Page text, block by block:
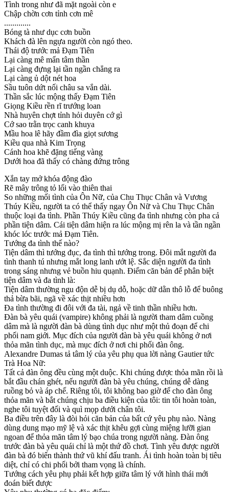
Tình trong như đã mặt ngoài còn e
Chập chờn cơn tỉnh cơn mê
.............
Bóng tà như dục cơn buồn
Khách đà lên ngựa người còn ngó theo.
Thái độ trước mả Đạm Tiên
Lại càng mê mẩn tâm thần
Lại càng đựng lại tần ngần chẳng ra
Lại càng ủ dột nét hoa
Sầu tuôn dứt nối châu sa vắn dài.
Thần sắc lúc mộng thấy Đạm Tiên
Giọng Kiều rền rĩ trướng loan
Nhà huyên chợt tỉnh hỏi duyên cớ gì
Cớ sao trằn trọc canh khuya
Mầu hoa lê hãy đầm đìa giọt sương
Kiều qua nhà Kim Trọng
Cánh hoa khẽ đặng tiếng vàng
Dưới hoa đã thấy có chàng đứng trông
Xắn tay mở khóa động đào
Rẽ mây trông tỏ lối vào thiên thai
So những mối tình của Ôn Nữ, của Chu Thục Chân và Vương
Thúy Kiều, người ta có thể thấy ngay Ôn Nữ và Chu Thục Chân
thuộc loại đa tình. Phần Thúy Kiều cũng đa tình nhưng còn pha cả
phần tiện dâm. Cái tiện dâm hiện ra lúc mộng mị rên la và tần ngần
khóc lóc trước mả Đạm Tiên.
Tướng đa tình thế nào?
Tiện dâm thì tướng đục, đa tình thì tướng trong. Đôi mắt người đa
tình thanh tú nhưng mắt long lanh ướt lệ. Sắc diện người đa tình
trong sáng nhưng vẻ buồn hiu quạnh. Điểm căn bản để phân biệt
tiện dâm và đa tình là:
Tiện dâm thường ngu độn dễ bị dụ dỗ, hoặc dữ dằn thô lỗ để buông
thả bừa bãi, ngã về xác thịt nhiều hơn
Đa tình thường đi đôi với đa tài, ngả về tinh thần nhiều hơn.
Đàn bà yêu quái (vampire) không phải là người tham dâm cuồng
dâm mà là người đàn bà dùng tình dục như một thủ đoạn để chi
phối nam giới. Mục đích của người đàn bà yêu quái không ở nơi
thỏa mãn tình dục, mà mục đích ở nơi chi phối đàn ông.
Alexandre Dumas tả tâm lý của yêu phụ qua lời nàng Gautier tức
Trà Hoa Nữ:
Tất cả đàn ông đều cùng một duộc. Khi chúng được thỏa mãn rồi là
bắt đầu chán ghét, nếu người đàn bà yêu chúng, chúng dễ dàng
ruồng bỏ và áp chế. Riêng tôi, tôi không bao giờ để cho đàn ông
thỏa mãn và bắt chúng chịu ba điều kiện của tôi: tin tôi hoàn toàn,
nghe tôi tuyệt đối và quì mọp dưới chân tôi.
Ba điều trên đây là đòi hỏi căn bản của bất cứ yêu phụ nào. Nàng
dùng dung mạo mỹ lệ và xác thịt khêu gợi cùng miệng lưỡi gian
ngoan để thỏa mãn tâm lý bạo chúa trong người nàng. Đàn ông
trước đàn bà yêu quái chỉ là một thứ đồ chơi. Tình yêu được người
đàn bà đó biến thành thứ vũ khí đấu tranh. Ái tình hoàn toàn bị tiêu
diệt, chỉ có chi phối bởi tham vọng là chính.
Tướng cách yêu phụ phải kết hợp giữa tâm lý với hình thái mới
đoán biết được